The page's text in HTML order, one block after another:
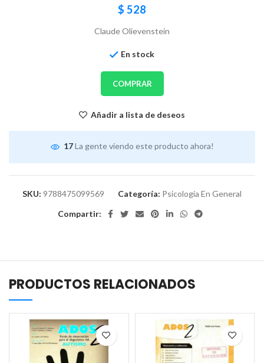
$ 528
Claude Olievenstein
En stock
COMPRAR
Añadir a lista de deseos
17 La gente viendo este producto ahora!
SKU: 9788475099569 Categoría: Psicología En General
Compartir:
PRODUCTOS RELACIONADOS